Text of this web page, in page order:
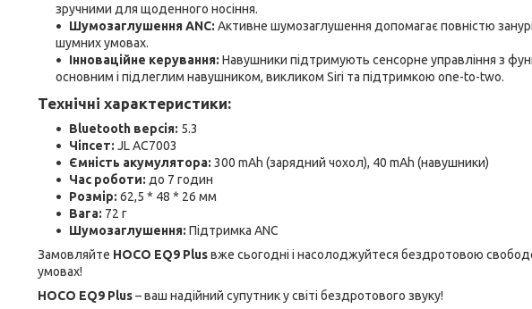
зручними для щоденного носіння.
Шумозаглушення ANC: Активне шумозаглушення допомагає повністю
шумних умовах.
Інноваційне керування: Навушники підтримують сенсорне управління з
основним і підлеглим навушником, викликом Siri та підтримкою one-to-two.
Технічні характеристики:
Bluetooth версія: 5.3
Чіпсет: JL AC7003
Ємність акумулятора: 300 mAh (зарядний чохол), 40 mAh (навушники)
Час роботи: до 7 годин
Розмір: 62,5 * 48 * 26 мм
Вага: 72 г
Шумозаглушення: Підтримка ANC
Замовляйте HOCO EQ9 Plusвже сьогодні і насолоджуйтеся бездротовою
умовах!
HOCO EQ9 Plus– ваш надійний супутник у світі бездротового звуку!